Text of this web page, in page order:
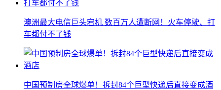
澳洲最大电信巨头宕机 数百万人遭断网！火车停驶、打
车都付不了钱
中国预制房全球爆单！拆封84个巨型快递后直接变成酒